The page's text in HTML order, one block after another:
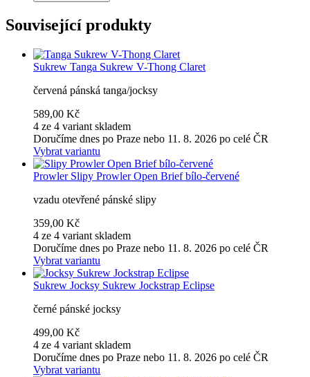
Související produkty
Sukrew Tanga Sukrew V-Thong Claret
červená pánská tanga/jocksy
589,00 Kč
4 ze 4 variant skladem
Doručíme dnes po Praze nebo 11. 8. 2026 po celé ČR
Vybrat variantu
Prowler Slipy Prowler Open Brief bílo-červené
vzadu otevřené pánské slipy
359,00 Kč
4 ze 4 variant skladem
Doručíme dnes po Praze nebo 11. 8. 2026 po celé ČR
Vybrat variantu
Sukrew Jocksy Sukrew Jockstrap Eclipse
černé pánské jocksy
499,00 Kč
4 ze 4 variant skladem
Doručíme dnes po Praze nebo 11. 8. 2026 po celé ČR
Vybrat variantu